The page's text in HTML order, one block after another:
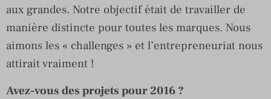
aux grandes. Notre objectif était de travailler de
manière distincte pour toutes les marques. Nous
aimons les « challenges » et l’entrepreneuriat nous
attirait vraiment !
Avez-vous des projets pour 2016 ?